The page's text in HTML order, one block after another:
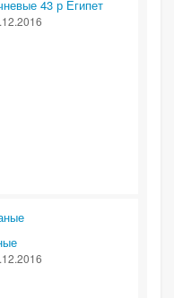
43 р Египет